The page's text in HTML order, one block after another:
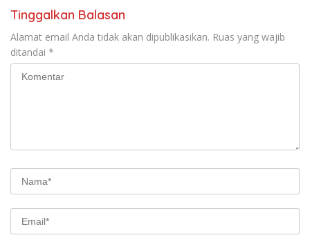
Tinggalkan Balasan
Alamat email Anda tidak akan dipublikasikan. Ruas yang wajib
ditandai *